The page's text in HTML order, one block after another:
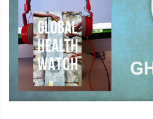
7:
التغطية
الصحية
الرعاية